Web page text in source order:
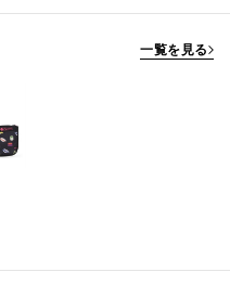
一覧を見る